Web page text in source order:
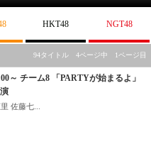
HKT48 NGT48
94タイトル 4ページ中 1ページ目
～ チーム8 「PARTYが始まるよ」
佐藤七...